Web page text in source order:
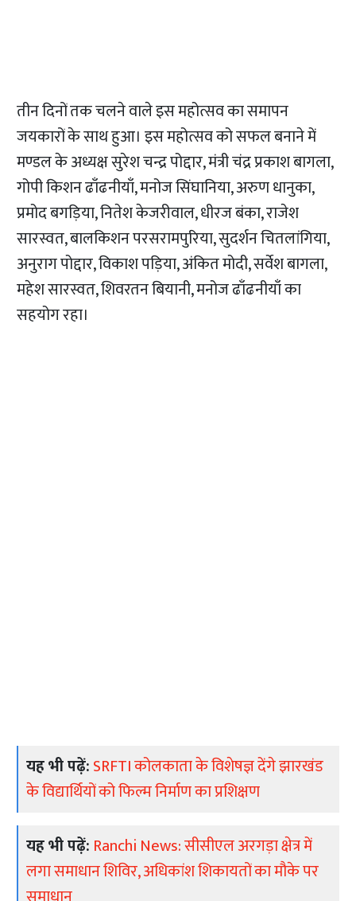
तीन दिनों तक चलने वाले इस महोत्सव का समापन
जयकारों के साथ हुआ। इस महोत्सव को सफल बनाने में
मण्डल के अध्यक्ष सुरेश चन्द्र पोद्दार, मंत्री चंद्र प्रकाश बागला,
गोपी किशन ढाँढनीयाँ, मनोज सिंघानिया, अरुण धानुका,
प्रमोद बगड़िया, नितेश केजरीवाल, धीरज बंका, राजेश
सारस्वत, बालकिशन परसरामपुरिया, सुदर्शन चितलांगिया,
अनुराग पोद्दार, विकाश पड़िया, अंकित मोदी, सर्वेश बागला,
महेश सारस्वत, शिवरतन बियानी, मनोज ढाँढनीयाँ का
सहयोग रहा।
यह भी पढ़ें:SRFTI कोलकाता के विशेषज्ञ देंगे झारखंड
के विद्यार्थियों को फिल्म निर्माण का प्रशिक्षण
यह भी पढ़ें: Ranchi News: सीसीएल अरगड़ा क्षेत्र में
लगा समाधान शिविर, अधिकांश शिकायतों का मौके पर